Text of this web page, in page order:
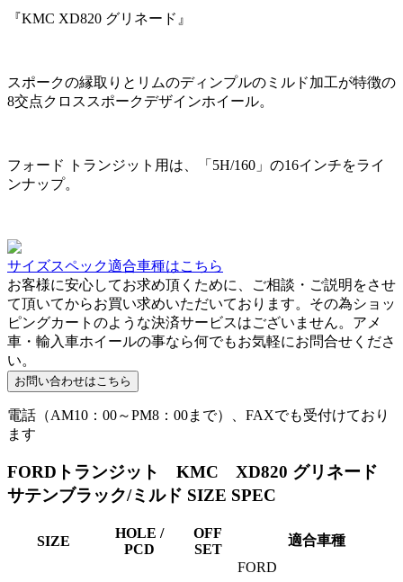
『KMC XD820 グリネード』
スポークの縁取りとリムのディンプルのミルド加工が特徴の
8交点クロススポークデザインホイール。
フォード トランジット用は、「5H/160」の16インチをライ
ンナップ。
サイズスペック適合車種はこちら
お客様に安心してお求め頂くために、ご相談・ご説明をさせ
て頂いてからお買い求めいただいております。その為ショッ
ピングカートのような決済サービスはございません。アメ
車・輸入車ホイールの事なら何でもお気軽にお問合せくださ
い。
電話（AM10：00～PM8：00まで）、FAXでも受付けており
ます
FORDトランジット KMC XD820 グリネード
サテンブラック/ミルド SIZE SPEC
SIZE
HOLE /
PCD
OFF
SET
適合車種
FORD